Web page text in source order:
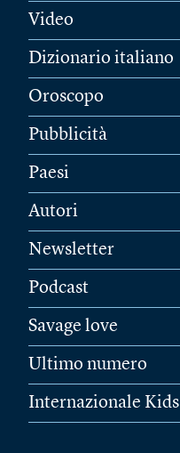
Video
Dizionario italiano
Oroscopo
Pubblicità
Paesi
Autori
Newsletter
Podcast
Savage love
Ultimo numero
Internazionale Kids